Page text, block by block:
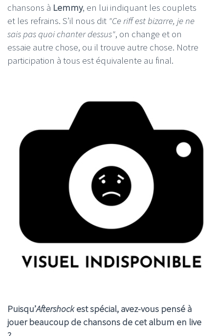
chansons à Lemmy, en lui indiquant les couplets
et les refrains. S’il nous dit "Ce riff est bizarre, je ne
sais pas quoi chanter dessus", on change et on
essaie autre chose, ou il trouve autre chose. Notre
participation à tous est équivalente au final.
Puisqu’Aftershockest spécial, avez-vous pensé à
jouer beaucoup de chansons de cet album en live